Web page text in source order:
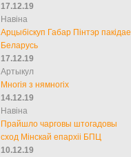
17.12.19
Навіна
Арцыбіскуп Габар Пінтэр пакідае
Беларусь
17.12.19
Артыкул
Многія з нямногіх
14.12.19
Навіна
Прайшло чарговы штогадовы
сход Мінскай епархіі БПЦ
10.12.19